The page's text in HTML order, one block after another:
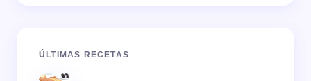
ÚLTIMAS RECETAS